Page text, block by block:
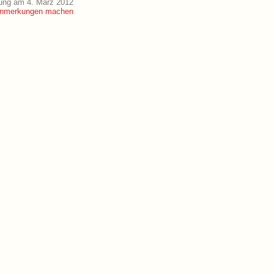
am 4. März 2012